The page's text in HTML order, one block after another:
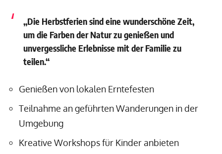
„Die Herbstferien sind eine wunderschöne Zeit,
um die Farben der Natur zu genießen und
unvergessliche Erlebnisse mit der Familie zu
teilen.“
Genießen von lokalen Erntefesten
Teilnahme an geführten Wanderungen in der
Umgebung
Kreative Workshops für Kinder anbieten